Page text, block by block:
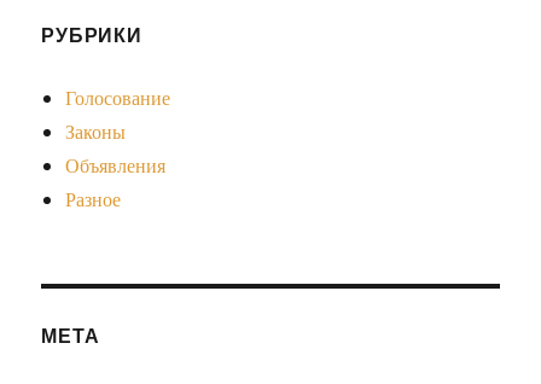
РУБРИКИ
Голосование
Законы
Объявления
Разное
МЕТА